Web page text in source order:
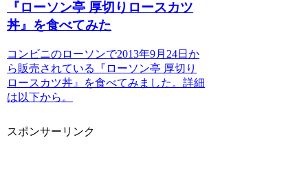
『ローソン亭 厚切りロースカツ
丼』を食べてみた
コンビニのローソンで2013年9月24日か
ら販売されている『ローソン亭 厚切り
ロースカツ丼』を食べてみました。詳細
は以下から。
スポンサーリンク